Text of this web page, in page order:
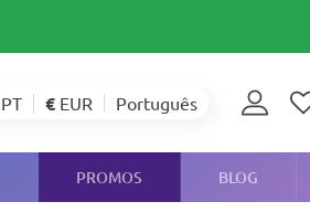
PT € EUR Português
PROMOS BLOG